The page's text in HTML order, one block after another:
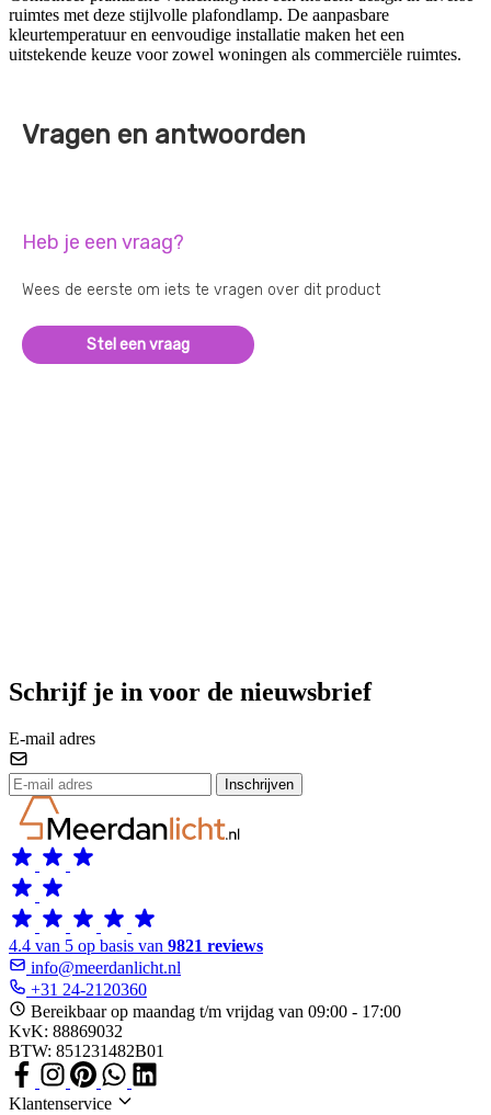
ruimtes met deze stijlvolle plafondlamp. De aanpasbare
kleurtemperatuur en eenvoudige installatie maken het een
uitstekende keuze voor zowel woningen als commerciële ruimtes.
Vragen en antwoorden
Heb je een vraag?
Wees de eerste om iets te vragen over dit product
Stel een vraag
Schrijf je in voor de nieuwsbrief
E-mail adres
Inschrijven
4.4 van 5 op basis van 9821 reviews
info@meerdanlicht.nl
+31 24-2120360
Bereikbaar op maandag t/m vrijdag van 09:00 - 17:00
KvK: 88869032
BTW: 851231482B01
Klantenservice